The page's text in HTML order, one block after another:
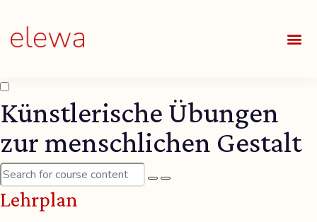
Künstlerische Übungen
zur menschlichen Gestalt
Lehrplan